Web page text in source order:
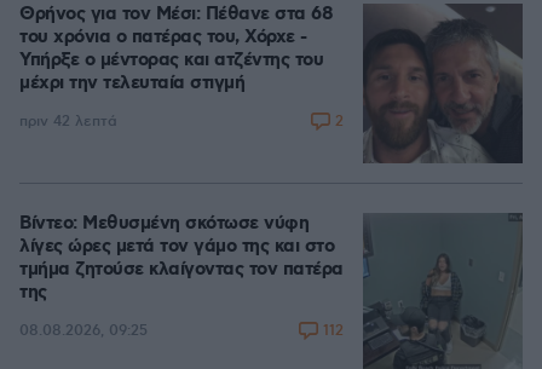
Θρήνος για τον Μέσι: Πέθανε στα 68
του χρόνια ο πατέρας του, Χόρχε -
Υπήρξε ο μέντορας και ατζέντης του
μέχρι την τελευταία στιγμή
πριν 42 λεπτά 2
Βίντεο: Μεθυσμένη σκότωσε νύφη
λίγες ώρες μετά τον γάμο της και στο
τμήμα ζητούσε κλαίγοντας τον πατέρα
της
08.08.2026, 09:25 112